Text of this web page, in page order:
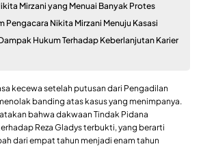
Mirzani yang Menuai Banyak Protes
Pengacara Nikita Mirzani Menuju Kasasi
Hukum Terhadap Keberlanjutan Karier
kecewa setelah putusan dari Pengadilan
banding atas kasus yang menimpanya.
bahwa dakwaan Tindak Pidana
Reza Gladys terbukti, yang berarti
dari empat tahun menjadi enam tahun